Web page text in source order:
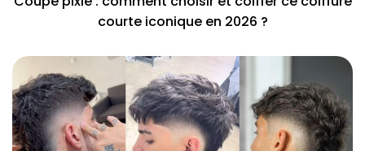
courte iconique en 2026 ?